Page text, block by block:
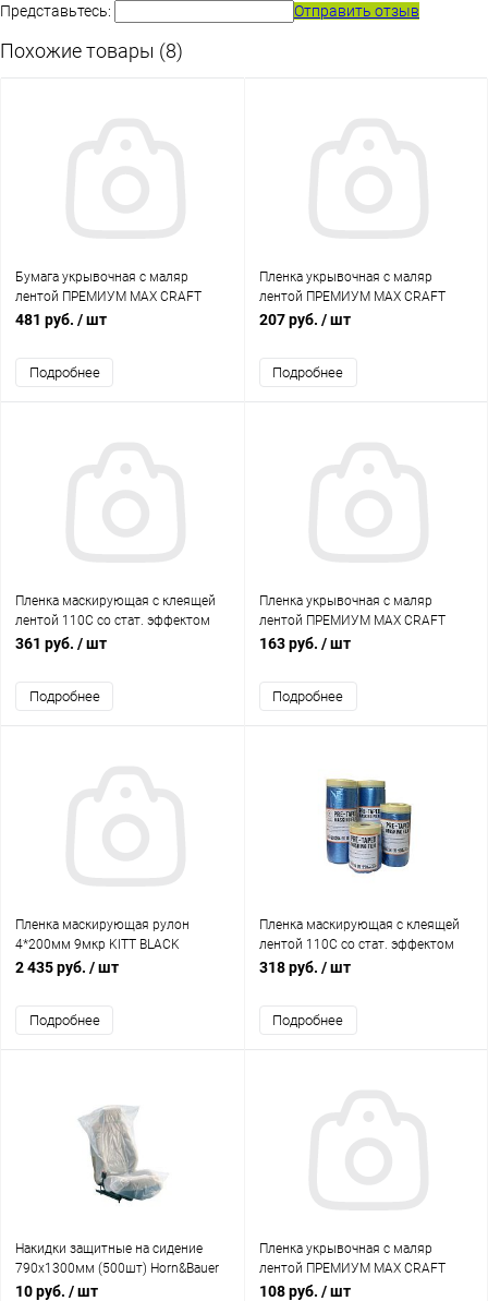
Представьтесь: Отправить отзыв
Похожие товары (8)
Бумага укрывочная с маляр
лентой ПРЕМИУМ MAX CRAFT
600мм*20м/ 80°С/2 часа, 25шт/
481 руб. / шт
Подробнее
Пленка укрывочная с маляр
лентой ПРЕМИУМ MAX CRAFT
1400мм*20м/ 100°С/2 часа, 25шт/
207 руб. / шт
Подробнее
Пленка маскирующая с клеящей
лентой 110С со стат. эффектом
900мм х 33м RoxelPro
361 руб. / шт
Подробнее
Пленка укрывочная с маляр
лентой ПРЕМИУМ MAX CRAFT
1100мм*20м/ 100°С/2 часа, 25шт/
163 руб. / шт
Подробнее
Пленка маскирующая рулон
4*200мм 9мкр KITT BLACK
2 435 руб. / шт
Подробнее
Пленка маскирующая с клеящей
лентой 110С со стат. эффектом
650мм х 33м RoxelPro
318 руб. / шт
Подробнее
Накидки защитные на сидение
790х1300мм (500шт) Horn&Bauer
10 руб. / шт
Пленка укрывочная с маляр
лентой ПРЕМИУМ MAX CRAFT
550мм*20м/ 100°С/2 часа, 50шт/
108 руб. / шт